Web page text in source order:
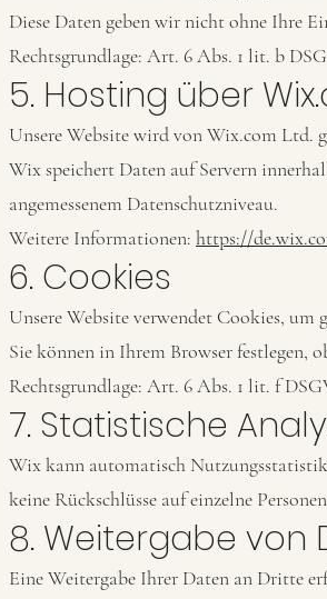
Diese Daten geben wir nicht ohne Ihre
Rechtsgrundlage: Art. 6 Abs. 1 lit. b
5. Hosting über
Unsere Website wird von Wix.com Ltd.
Wix speichert Daten auf Servern
angemessenem Datenschutzniveau.
Weitere Informationen: https://
6. Cookies
Unsere Website verwendet Cookies, um
Sie können in Ihrem Browser festlegen,
Rechtsgrundlage: Art. 6 Abs. 1 lit. f
7. Statistische
Wix kann automatisch
keine Rückschlüsse auf einzelne
8. Weitergabe von
Eine Weitergabe Ihrer Daten an Dritte